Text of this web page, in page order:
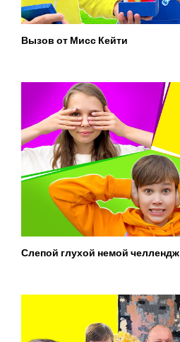
Вызов от Мисс Кейти
Слепой глухой немой челлендж